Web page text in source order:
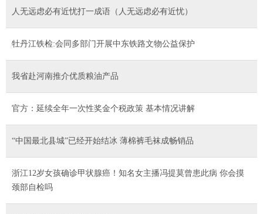
人无远虑必有近忧打一成语（人无远虑必有近忧）
牡丹江铁检:会同多部门开展中东铁路文物公益保护
我省赴河南推介优质粮油产品
官方：延续全年一次性奖金个税政策 基本情况讲解
“中国最北县城”已经开始结冰 薄棉裤毛袜成畅销品
浙江12岁女孩确诊甲状腺癌！知名女主播冯提莫曾患此病 你会摸
颈部自检吗